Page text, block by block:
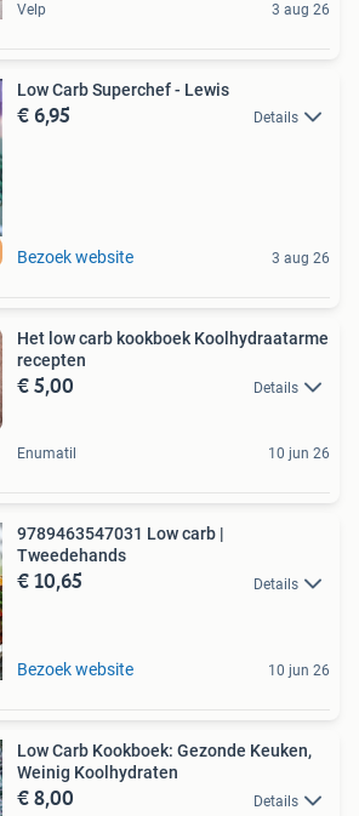
Velp 3 aug 26
Low Carb Superchef - Lewis
€ 6,95 Details
Bezoek website 3 aug 26
Het low carb kookboek Koolhydraatarme
recepten
€ 5,00 Details
Enumatil 10 jun 26
9789463547031 Low carb |
Tweedehands
€ 10,65 Details
Bezoek website 10 jun 26
Low Carb Kookboek: Gezonde Keuken,
Weinig Koolhydraten
€ 8,00 Details